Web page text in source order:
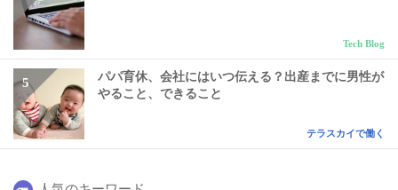
Tech Blog
パパ育休、会社にはいつ伝える？出産までに男性が
やること、できること
テラスカイで働く